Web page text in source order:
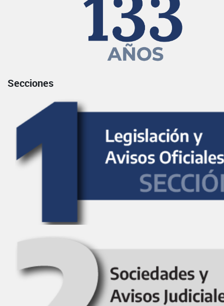
Secciones